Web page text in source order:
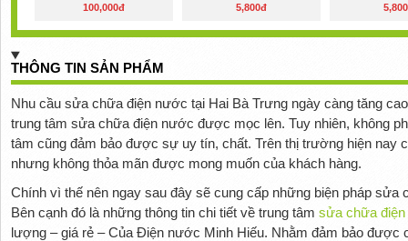
100,000đ
5,800đ
THÔNG TIN SẢN PHẨM
Nhu cầu sửa chữa điện nước tại Hai Bà Trưng ngày càng tăng
trung tâm sửa chữa điện nước được mọc lên. Tuy nhiên, không
tâm cũng đảm bảo được sự uy tín, chất. Trên thị trường hiện nay
nhưng không thỏa mãn được mong muốn của khách hàng.
Chính vì thế nên ngay sau đây sẽ cung cấp những biện pháp
Bên cạnh đó là những thông tin chi tiết về trung tâm sửa chữa điện
lượng – giá rẻ – Của Điện nước Minh Hiếu. Nhằm đảm bảo